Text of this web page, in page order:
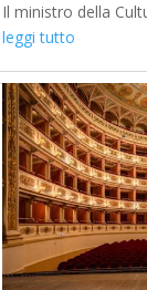
Il ministro della
leggi tutto